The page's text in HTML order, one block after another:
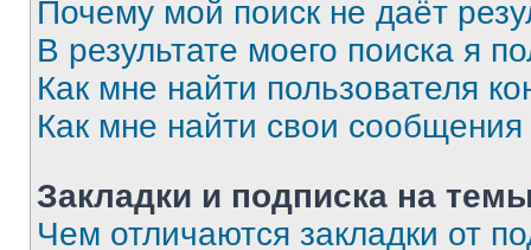
Почему мой поиск не даёт
В результате моего поиска я
Как мне найти пользователя
Как мне найти свои
Закладки и подписка на
Чем отличаются закладки от